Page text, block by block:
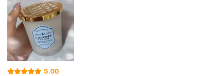
5.00